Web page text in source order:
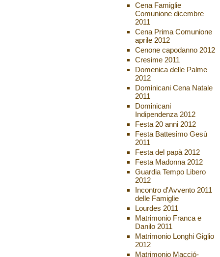
Cena Famiglie
Comunione dicembre
2011
Cena Prima Comunione
aprile 2012
Cenone capodanno 2012
Cresime 2011
Domenica delle Palme
2012
Dominicani Cena Natale
2011
Dominicani
Indipendenza 2012
Festa 20 anni 2012
Festa Battesimo Gesù
2011
Festa del papà 2012
Festa Madonna 2012
Guardia Tempo Libero
2012
Incontro d'Avvento 2011
delle Famiglie
Lourdes 2011
Matrimonio Franca e
Danilo 2011
Matrimonio Longhi Giglio
2012
Matrimonio Macció-